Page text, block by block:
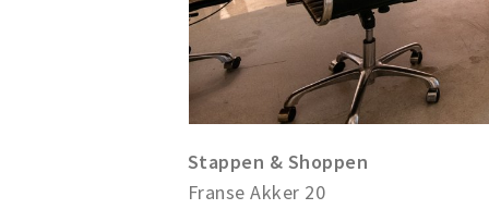
Stappen & Shoppen
Franse Akker 20